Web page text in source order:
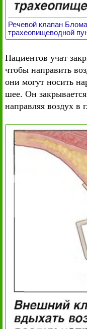
Речевой клапан
трахеопищеводной
Пациентов учат
чтобы направить
они могут носить
шее. Он
направляя воздух в